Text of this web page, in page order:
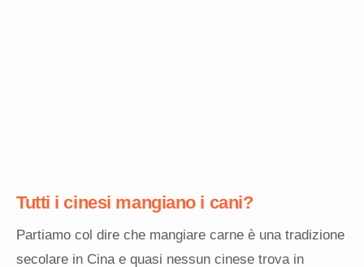
Tutti i cinesi mangiano i cani?
Partiamo col dire che mangiare carne è una tradizione
secolare in Cina e quasi nessun cinese trova in